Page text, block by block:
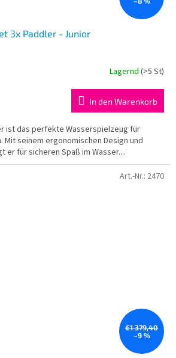
3x Paddler - Junior
Lagernd (>5 St)
In den Warenkorb
ist das perfekte Wasserspielzeug für
Mit seinem ergonomischen Design und
für sicheren Spaß im Wasser....
€1 379,40
–9 %
Art.-Nr.: 2470